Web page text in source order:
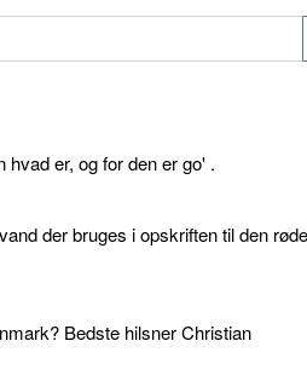
er, og for den er go' .
der bruges i opskriften til den
Bedste hilsner Christian